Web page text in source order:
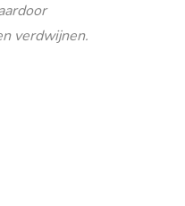
verdwijnen.